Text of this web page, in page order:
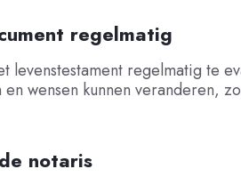
regelmatig
levenstestament regelmatig te
wensen kunnen veranderen,
notaris